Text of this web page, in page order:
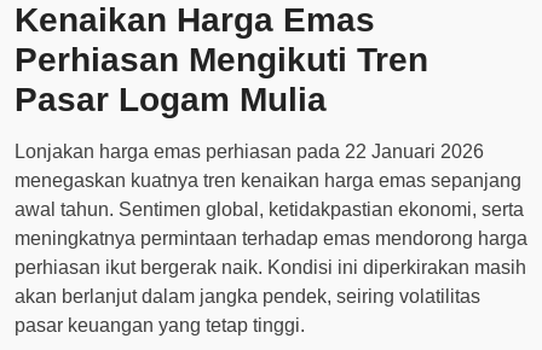
Kenaikan Harga Emas
Perhiasan Mengikuti Tren
Pasar Logam Mulia
Lonjakan harga emas perhiasan pada 22 Januari 2026
menegaskan kuatnya tren kenaikan harga emas sepanjang
awal tahun. Sentimen global, ketidakpastian ekonomi, serta
meningkatnya permintaan terhadap emas mendorong harga
perhiasan ikut bergerak naik. Kondisi ini diperkirakan masih
akan berlanjut dalam jangka pendek, seiring volatilitas
pasar keuangan yang tetap tinggi.